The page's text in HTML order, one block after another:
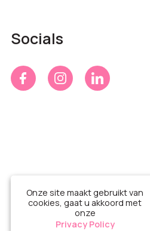
Socials
Onze site maakt gebruikt van
cookies, gaat u akkoord met
onze
Privacy Policy